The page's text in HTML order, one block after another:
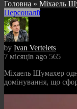
Головна » Міхаель
Персоналії
by Ivan Vertelets
7 місяців ago 565
Міхаель Шумахер
домінування, що